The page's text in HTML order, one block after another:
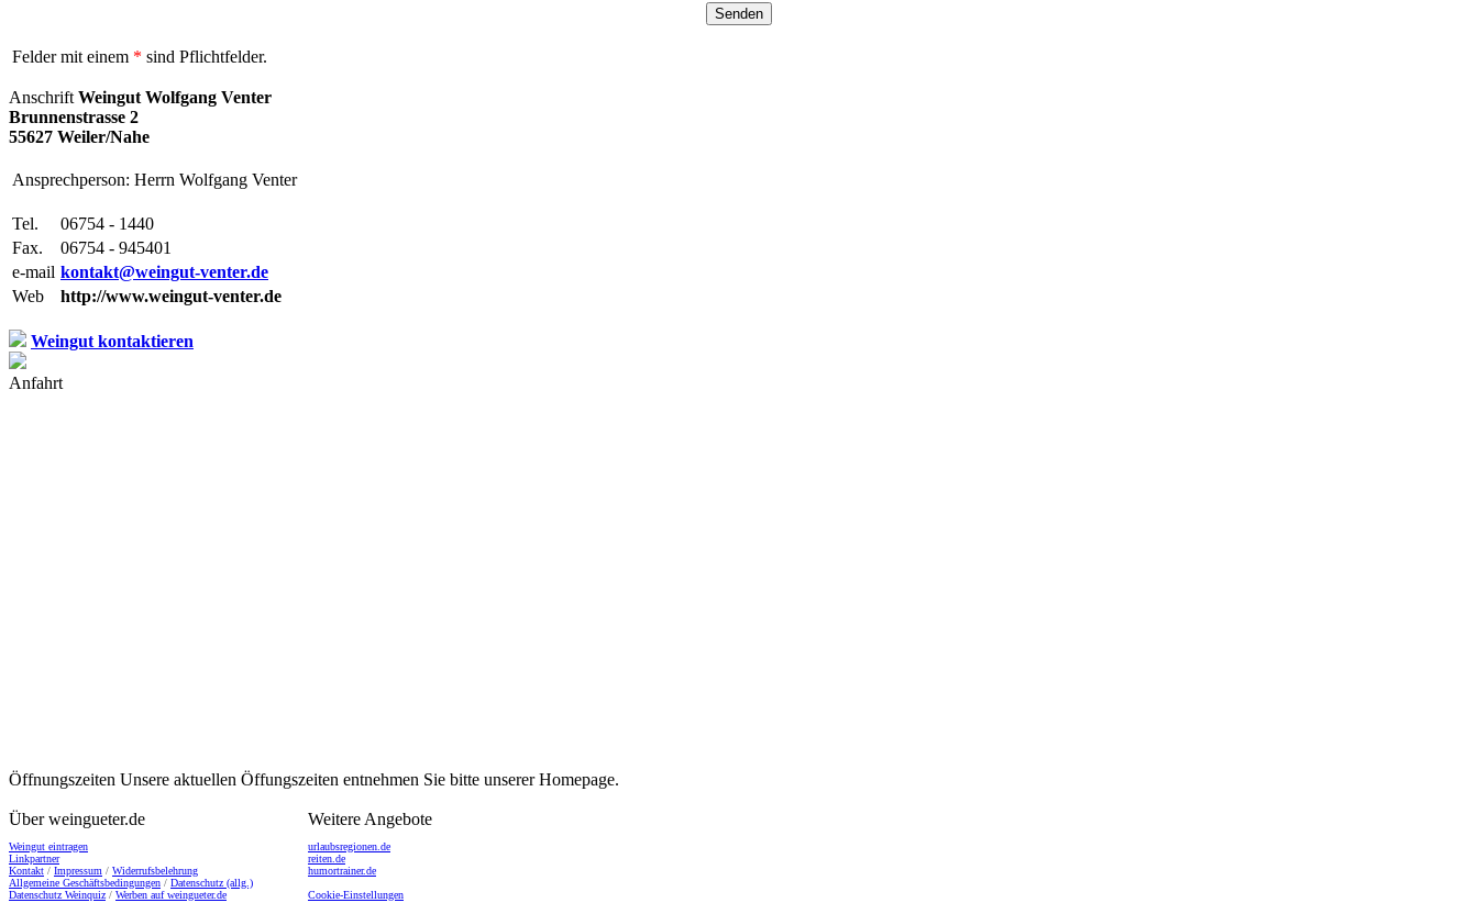
Felder mit einem * sind Pflichtfelder.
Anschrift Weingut Wolfgang Venter
Brunnenstrasse 2
55627 Weiler/Nahe
Ansprechperson: Herrn Wolfgang Venter
Tel.
06754 - 1440
Fax.
06754 - 945401
e-mail kontakt@weingut-venter.de
Web
http://www.weingut-venter.de
Weingut kontaktieren
Anfahrt
Öffnungszeiten Unsere aktuellen Öffungszeiten entnehmen Sie bitte unserer Homepage.
Über weingueter.de
Weingut eintragen
Linkpartner
Kontakt / Impressum / Widerrufsbelehrung
Allgemeine Geschäftsbedingungen / Datenschutz (allg.)
Datenschutz Weinquiz / Werben auf weingueter.de
Weitere Angebote
urlaubsregionen.de
reiten.de
humortrainer.de
Cookie-Einstellungen